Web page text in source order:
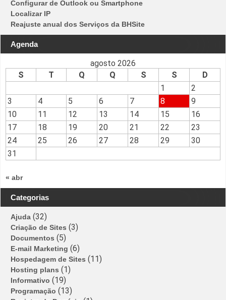
Configurar de Outlook ou Smartphone
Localizar IP
Reajuste anual dos Serviços da BHSite
Agenda
agosto 2026
S
T Q Q S S
D
1
2
3
4 5 6 7 8
9
10
11 12 13 14 15
16
17
18 19 20 21 22
23
24
25 26 27 28 29
30
31
« abr
Categorias
Ajuda (32)
Criação de Sites (3)
Documentos (5)
E-mail Marketing (6)
Hospedagem de Sites (11)
Hosting plans (1)
Informativo (19)
Programação (13)